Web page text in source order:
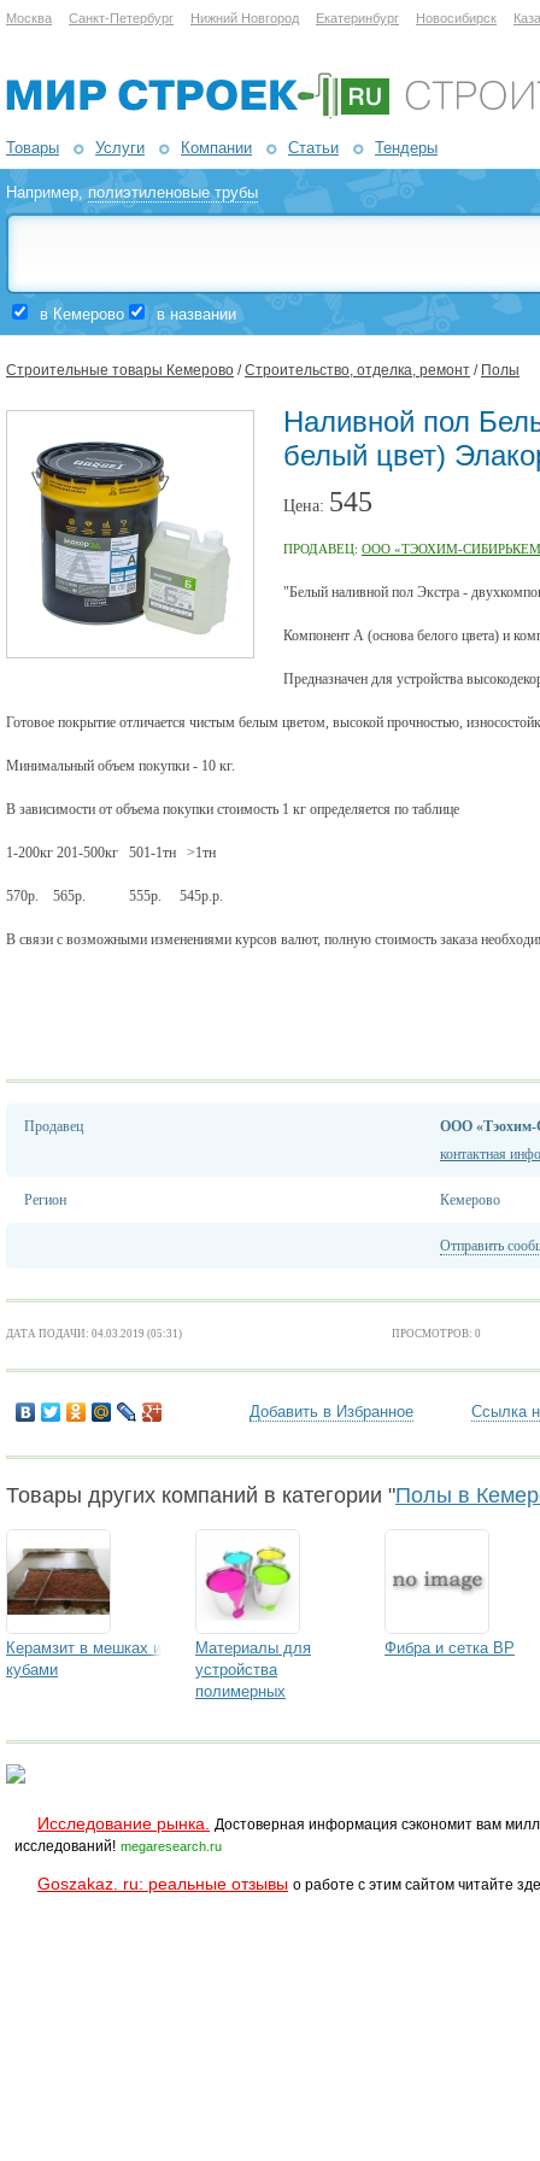
Москва Санкт-Петербург Нижний Новгород Екатеринбург Новосибирск
Товары Услуги Компании Статьи Тендеры
Например,полиэтиленовые трубы
в Кемерово в названии
Строительные товары Кемерово /Строительство, отделка, ремонт / Полы
Наливной пол
белый цвет)
Цена: 545
ПРОДАВЕЦ: ООО «ТЭОХИМ-
"Белый наливной пол Экстра -
Компонент А (основа белого цвета) и
Предназначен для устройства
Готовое покрытие отличается чистым белым цветом, высокой прочностью,
Минимальный объем покупки - 10 кг.
В зависимости от объема покупки стоимость 1 кг определяется по таблице
1-200кг 201-500кг 501-1тн >1тн
570р. 565р. 555р. 545р.р.
В связи с возможными изменениями курсов валют, полную стоимость заказа
Продавец
ООО «Тэохим-
контактная
Регион Кемерово
Отправить
ДАТА ПОДАЧИ: 04.03.2019 (05:31) ПРОСМОТРОВ: 0
Добавить в Избранное Ссылка
Товары других компаний в категории "Полы в
Керамзит в мешках и
кубами
Материалы для
устройства
полимерных
Фибра и сетка ВР
Исследование рынка.
Достоверная информация сэкономит вам
исследований! megaresearch.ru
Goszakaz. ru: реальные отзывы о работе с этим сайтом читайте